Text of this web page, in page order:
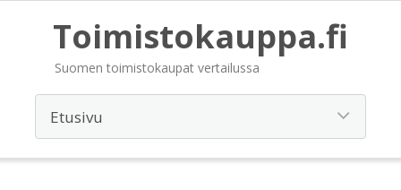
Toimistokauppa.fi
Suomen toimistokaupat vertailussa